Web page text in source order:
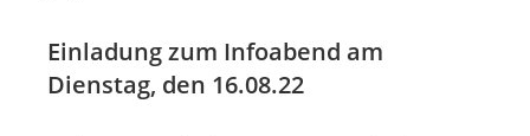
Einladung zum Infoabend am
Dienstag, den 16.08.22